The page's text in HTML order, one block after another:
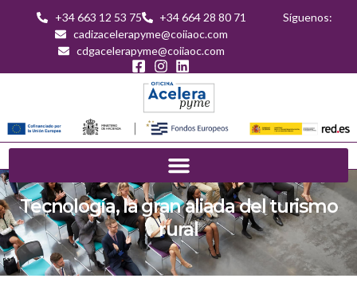
+34 663 12 53 75
+34 664 28 80 71
cadizacelerapyme@coiiaoc.com
cdgacelerapyme@coiiaoc.com
Síguenos:
Tecnología, la gran aliada del turismo
rural